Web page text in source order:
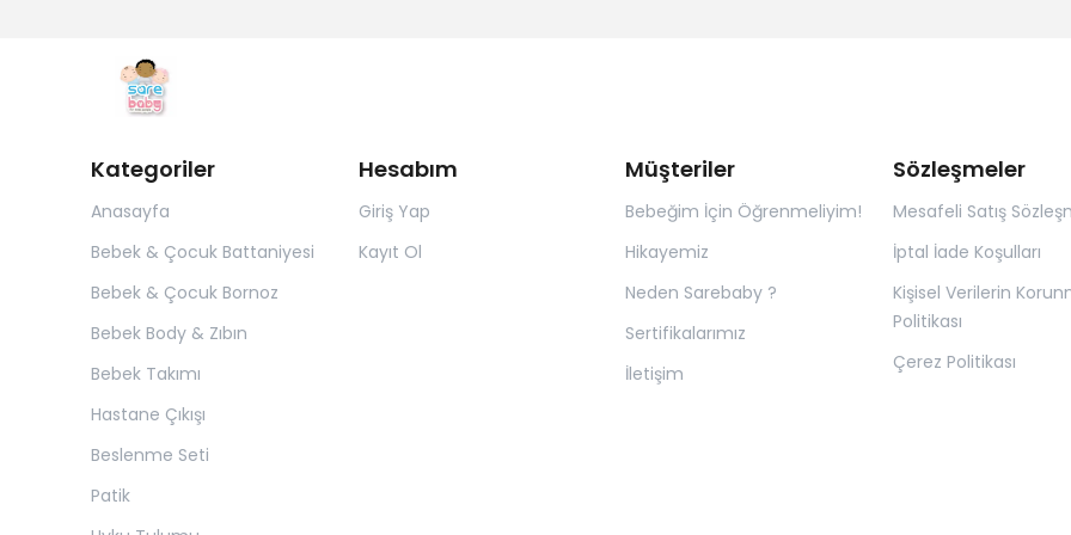
Kategoriler
Anasayfa
Bebek & Çocuk Battaniyesi
Bebek & Çocuk Bornoz
Bebek Body & Zıbın
Bebek Takımı
Hastane Çıkışı
Beslenme Seti
Patik
Hesabım
Giriş Yap
Kayıt Ol
Müşteriler
Bebeğim İçin Öğrenmeliyim!
Hikayemiz
Neden Sarebaby ?
Sertifikalarımız
İletişim
Sözleşmeler
Mesafeli Satış
İptal İade Koşulları
Kişisel Verilerin
Politikası
Çerez Politikası